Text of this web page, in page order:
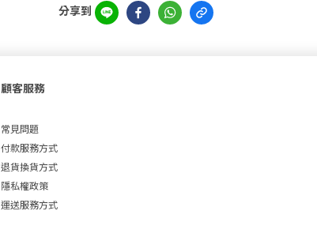
分享到
顧客服務
常見問題
付款服務方式
退貨換貨方式
隱私權政策
運送服務方式